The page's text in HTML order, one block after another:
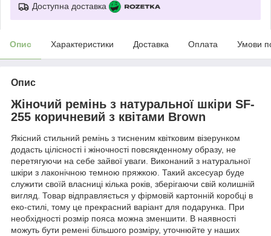
Доступна доставка
Опис Характеристики Доставка Оплата Умови
Опис
Жіночий ремінь з натуральної шкіри SF-
255 коричневий з квітами Brown
Якісний стильний ремінь з тисненим квітковим візерунком
додасть цілісності і жіночності повсякденному образу, не
перетягуючи на себе зайвої уваги. Виконаний з натуральної
шкіри з лаконічною темною пряжкою. Такий аксесуар буде
служити своїй власниці кілька років, зберігаючи свій колишній
вигляд. Товар відправляється у фірмовій картонній коробці в
еко-стилі, тому це прекрасний варіант для подарунка. При
необхідності розмір пояса можна зменшити. В наявності
можуть бути ремені більшого розміру, уточнюйте у наших